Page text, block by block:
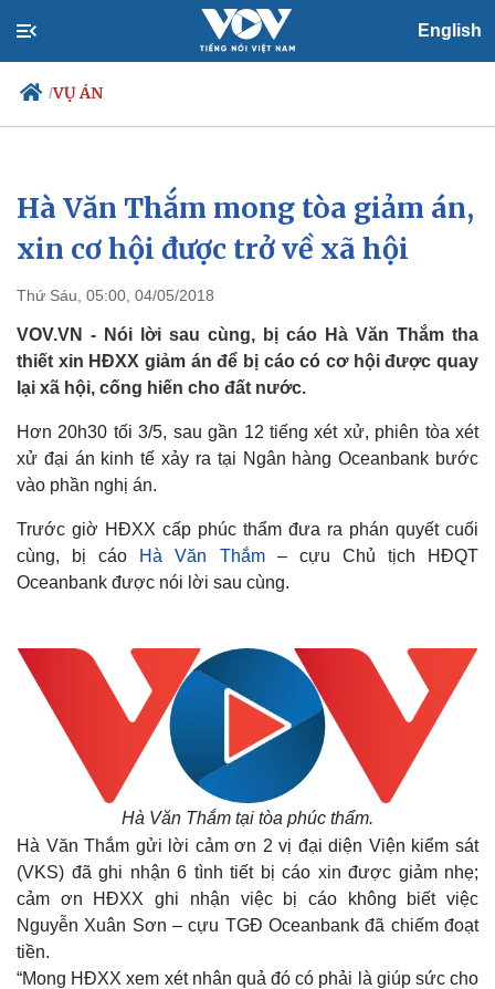
English
/VỤ ÁN
Chính trị
Đảng
Tổ chức nhân sự
Nhận diện sự thật
Xã hội
Tin 24h
Dự báo thời tiết
Việc làm
Biển đảo
Hà Văn Thắm mong tòa giảm án,
xin cơ hội được trở về xã hội
Thứ Sáu, 05:00, 04/05/2018
VOV.VN - Nói lời sau cùng, bị cáo Hà Văn Thắm tha
thiết xin HĐXX giảm án để bị cáo có cơ hội được quay
lại xã hội, cống hiến cho đất nước.
Hơn 20h30 tối 3/5, sau gần 12 tiếng xét xử, phiên tòa xét
xử đại án kinh tế xảy ra tại Ngân hàng Oceanbank bước
vào phần nghị án.
Trước giờ HĐXX cấp phúc thẩm đưa ra phán quyết cuối
cùng, bị cáo Hà Văn Thắm– cựu Chủ tịch HĐQT
Oceanbank được nói lời sau cùng.
Hà Văn Thắm tại tòa phúc thẩm.
Hà Văn Thắm gửi lời cảm ơn 2 vị đại diện Viện kiểm sát
(VKS) đã ghi nhận 6 tình tiết bị cáo xin được giảm nhẹ;
cảm ơn HĐXX ghi nhận việc bị cáo không biết việc
Nguyễn Xuân Sơn – cựu TGĐ Oceanbank đã chiếm đoạt
tiền.
“Mong HĐXX xem xét nhân quả đó có phải là giúp sức cho